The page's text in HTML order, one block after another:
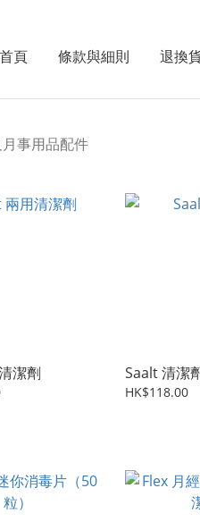
首頁 條款與細則 退換
事用品配件
潔劑 Saalt 清潔
HK$118.00